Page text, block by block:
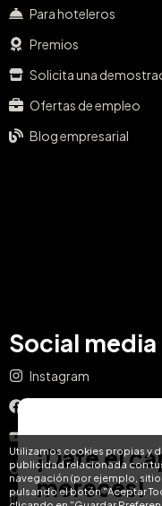
Utilizamos cookies propias y
publicidad relacionada con
navegación (por ejemplo,
pulsando el botón "Aceptar
Para hoteleros
Premios
Solicita una
Ofertas de empleo
Blog empresarial
Social media
Instagram
YouTube
TikTok
LinkedIn
¡Date el
mereces!